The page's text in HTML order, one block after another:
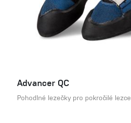
Advancer QC
Pohodlné lezečky pro pokročilé lezce